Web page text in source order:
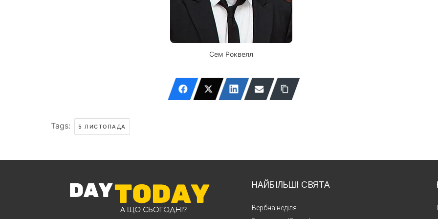
Сем Роквелл
Tags: 5 ЛИСТОПАДА
НАЙБІЛЬШІ СВЯТА
Вербна неділя